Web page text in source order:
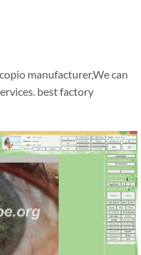
manufacturer,We can
best factory